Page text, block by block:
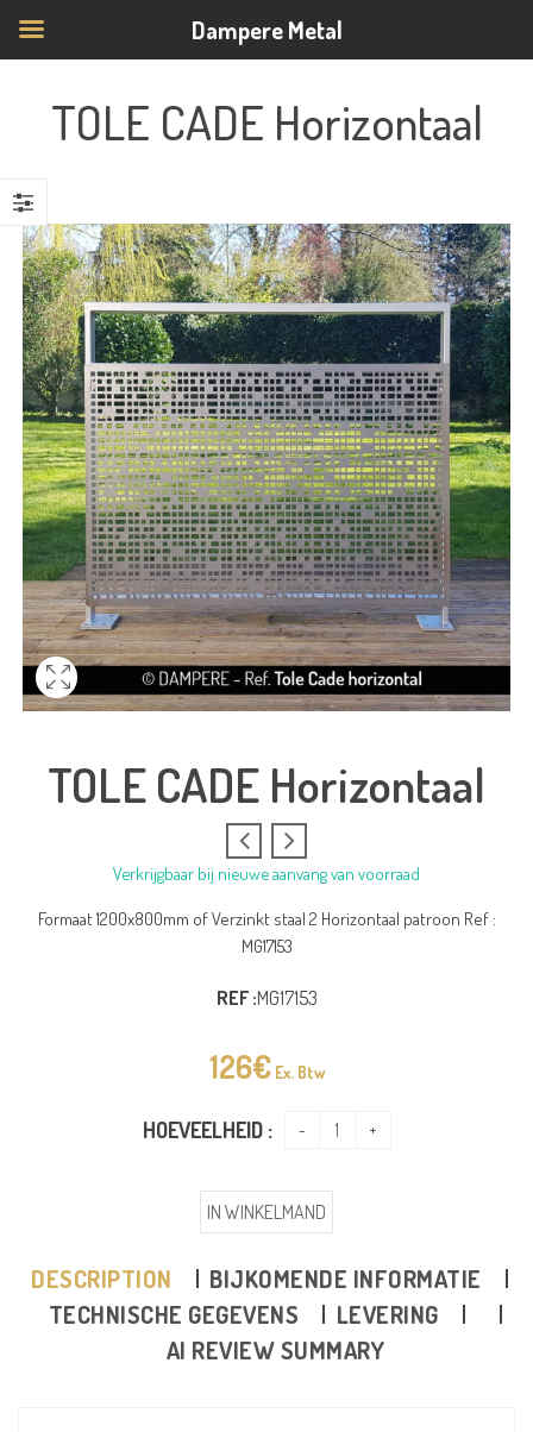
TOLE CADE Horizontaal
TOLE CADE Horizontaal
Verkrijgbaar bij nieuwe aanvang van voorraad
Formaat 1200x800mm of Verzinkt staal 2 Horizontaal patroon Ref :
MG17153
REF :MG17153
126€ Ex. Btw
HOEVEELHEID :
IN WINKELMAND
DESCRIPTION
BIJKOMENDE INFORMATIE
TECHNISCHE GEGEVENS
LEVERING
AI REVIEW SUMMARY
Dampere Metal